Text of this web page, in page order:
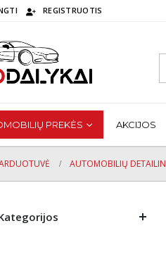
REGISTRUOTIS
PREKĖS AKCIJOS
AUTOMOBILIŲ